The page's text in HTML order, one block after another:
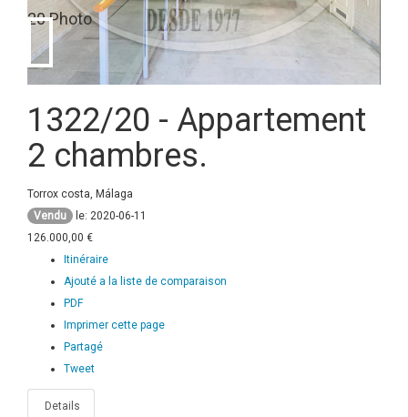
20 Photo
1322/20 - Appartement
2 chambres.
Torrox costa, Málaga
Vendu
le: 2020-06-11
126.000,00 €
Itinéraire
Ajouté a la liste de comparaison
PDF
Imprimer cette page
Partagé
Tweet
Details